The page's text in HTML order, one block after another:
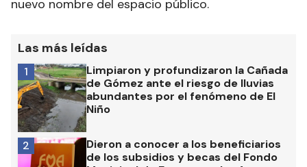
nuevo nombre del espacio público.
Las más leídas
Limpiaron y profundizaron la Cañada
de Gómez ante el riesgo de lluvias
abundantes por el fenómeno de El
Niño
1
Dieron a conocer a los beneficiarios
de los subsidios y becas del Fondo
2